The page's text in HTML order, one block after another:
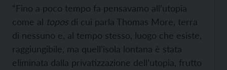
“Fino a poco tempo fa pensavamo all’utopia
come al topos di cui parla Thomas More, terra
di nessuno e, al tempo stesso, luogo che esiste,
raggiungibile, ma quell’isola lontana è stata
eliminata dalla privatizzazione dell’utopia, frutto